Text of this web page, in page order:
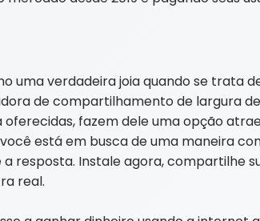
uma verdadeira joia quando se trata
de compartilhamento de largura
fazem dele uma opção
está em busca de uma maneira
a resposta. Instale agora, compartilhe
real.